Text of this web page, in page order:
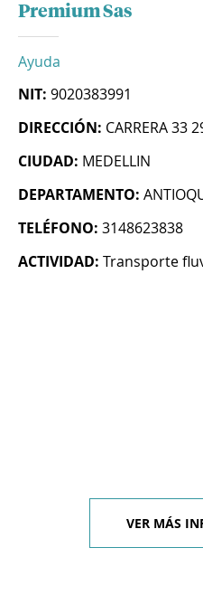
Premium Sas
Ayuda
NIT: 9020383991
DIRECCIÓN: CARRERA 33
CIUDAD: MEDELLIN
DEPARTAMENTO:
TELÉFONO: 3148623838
ACTIVIDAD: Transporte
VER MÁS